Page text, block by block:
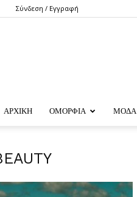
Σύνδεση / Εγγραφή
ΑΡΧΙΚΗ ΟΜΟΡΦΙΑ ΜΟΔΑ